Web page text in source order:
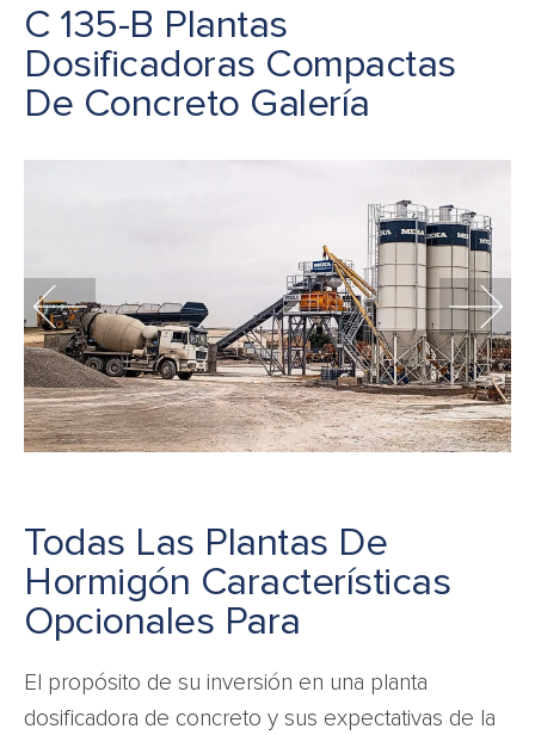
C 135-B Plantas
Dosificadoras Compactas
De Concreto Galería
Todas Las Plantas De
Hormigón Características
Opcionales Para
El propósito de su inversión en una planta
dosificadora de concreto y sus expectativas de la